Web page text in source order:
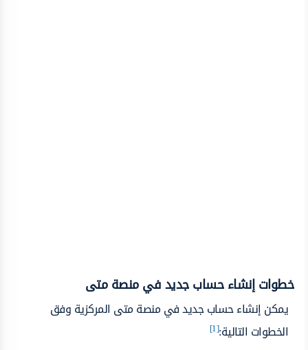
خطوات إنشاء حساب جديد في منصة متى
يمكن إنشاء حساب جديد في منصة متى المركزية وفق
الخطوات التالية:[1]